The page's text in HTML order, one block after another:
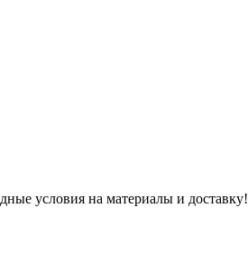
условия на материалы и доставку!